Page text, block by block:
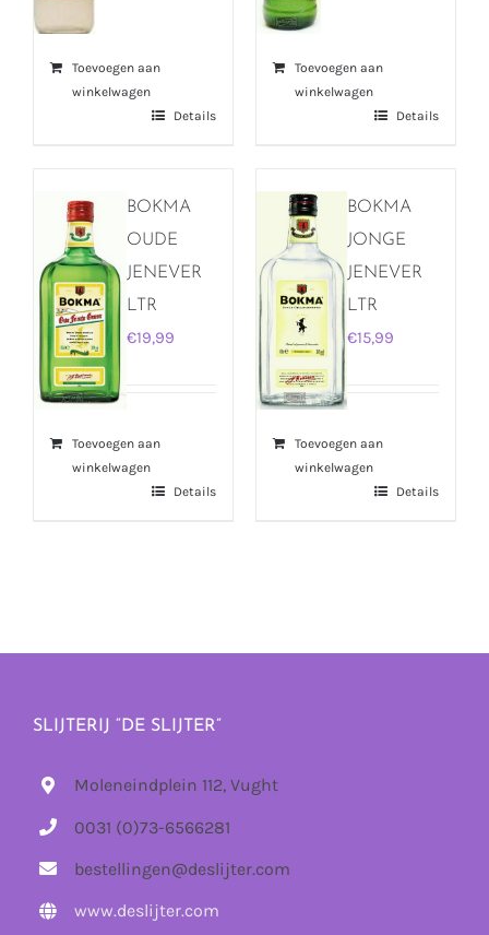
Toevoegen aan
winkelwagen
Details
Toevoegen aan
winkelwagen
Details
BOKMA
OUDE
JENEVER
LTR
€19,99
Toevoegen aan
winkelwagen
Details
BOKMA
JONGE
JENEVER
LTR
€15,99
Toevoegen aan
winkelwagen
Details
SLIJTERIJ “DE SLIJTER”
Moleneindplein 112, Vught
0031 (0)73-6566281
bestellingen@deslijter.com
www.deslijter.com